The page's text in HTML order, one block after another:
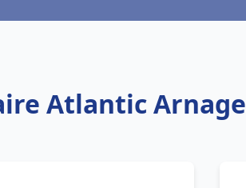
Atlantic Arnage